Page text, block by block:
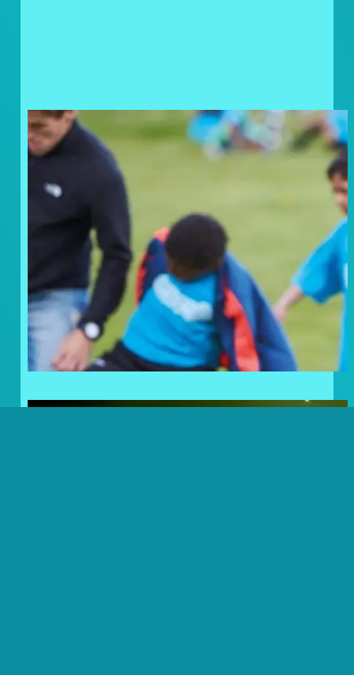
Doneer uw statiegeldbonnen
en geef kinderen in nood een
steuntje in de rug!